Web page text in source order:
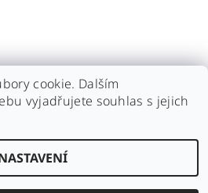
vyhrazenaUpravit nastavení cookies
cookie. Dalším
vyjadřujete souhlas s jejich